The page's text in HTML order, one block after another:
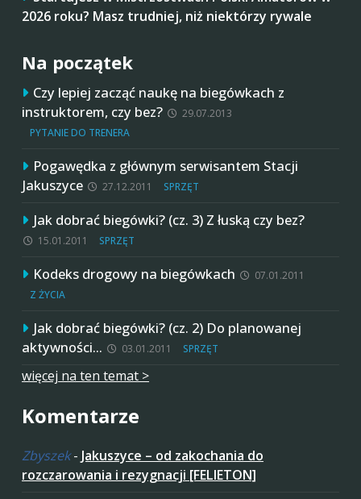
2026 roku? Masz trudniej, niż niektórzy rywale
Na początek
Czy lepiej zacząć naukę na biegówkach z
instruktorem, czy bez?
29.07.2013
PYTANIE DO TRENERA
Pogawędka z głównym serwisantem Stacji
Jakuszyce
27.12.2011 SPRZĘT
Jak dobrać biegówki? (cz. 3) Z łuską czy bez?
15.01.2011 SPRZĘT
Kodeks drogowy na biegówkach
07.01.2011
Z ŻYCIA
Jak dobrać biegówki? (cz. 2) Do planowanej
aktywności…
03.01.2011 SPRZĘT
więcej na ten temat >
Komentarze
Zbyszek- Jakuszyce – od zakochania do
rozczarowania i rezygnacji [FELIETON]